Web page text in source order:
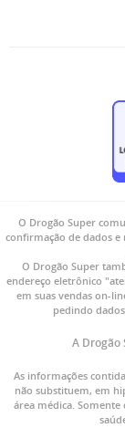
O Drogão Super
confirmação de dados
O Drogão Super
endereço eletrônico
em suas vendas on-
pedindo
A Drogão
As informações
não substituem, em
área médica.